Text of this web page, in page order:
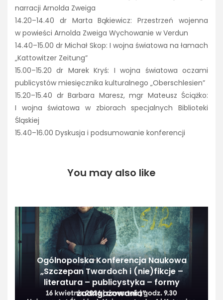
narracji Arnolda Zweiga
14.20–14.40 dr Marta Bąkiewicz: Przestrzeń wojenna
w powieści Arnolda Zweiga Wychowanie w Verdun
14.40–15.00 dr Michał Skop: I wojna światowa na łamach
„Kattowitzer Zeitung”
15.00–15.20 dr Marek Kryś: I wojna światowa oczami
publicystów miesięcznika kulturalnego „Oberschlesien”
15.20–15.40 dr Barbara Maresz, mgr Mateusz Ściążko:
I wojna światowa w zbiorach specjalnych Biblioteki
Śląskiej
15.40–16.00 Dyskusja i podsumowanie konferencji
You may also like
Ogólnopolska Konferencja Naukowa
„Szczepan Twardoch i (nie)fikcje –
literatura – publicystyka – formy
zaangażowania”